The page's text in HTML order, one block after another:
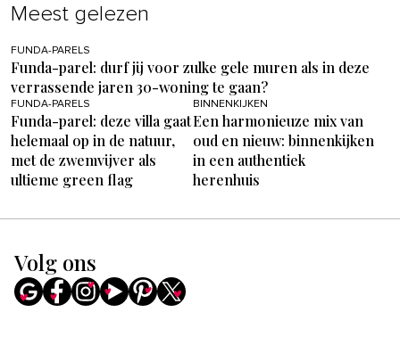
Meest gelezen
FUNDA-PARELS
Funda-parel: durf jij voor zulke gele muren als in deze
verrassende jaren 30-woning te gaan?
FUNDA-PARELS
Funda-parel: deze villa gaat
helemaal op in de natuur,
met de zwemvijver als
ultieme green flag
BINNENKIJKEN
Een harmonieuze mix van
oud en nieuw: binnenkijken
in een authentiek
herenhuis
Volg ons